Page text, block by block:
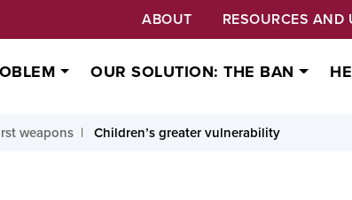
ABOUT RESOURCES AND
OUR SOLUTION: THE BAN
weapons Children’s greater vulnerability